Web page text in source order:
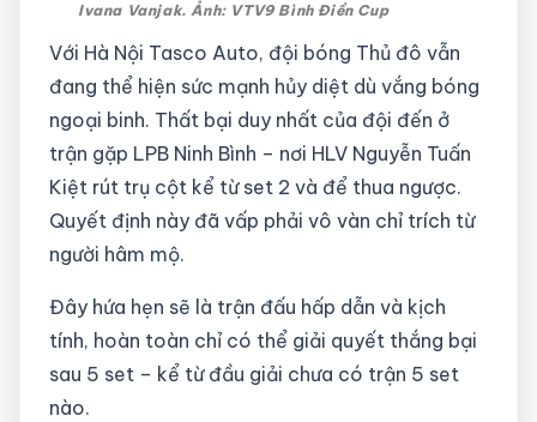
Ivana Vanjak. Ảnh: VTV9 Bình Điền Cup
Với Hà Nội Tasco Auto, đội bóng Thủ đô vẫn
đang thể hiện sức mạnh hủy diệt dù vắng bóng
ngoại binh. Thất bại duy nhất của đội đến ở
trận gặp LPB Ninh Bình – nơi HLV Nguyễn Tuấn
Kiệt rút trụ cột kể từ set 2 và để thua ngược.
Quyết định này đã vấp phải vô vàn chỉ trích từ
người hâm mộ.
Đây hứa hẹn sẽ là trận đấu hấp dẫn và kịch
tính, hoàn toàn chỉ có thể giải quyết thắng bại
sau 5 set – kể từ đầu giải chưa có trận 5 set
nào.